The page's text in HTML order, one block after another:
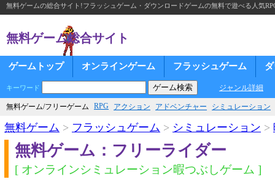
無料ゲームの総合サイト!フラッシュゲーム・ダウンロードゲームの無料で遊べる人気
無料ゲーム総合サイト
ゲームトップ オンラインゲーム フラッシュゲーム
キーワード ジャンル詳細
無料ゲーム/フリーゲーム RPG アクション アドベンチャー シミュレーション
無料ゲーム > フラッシュゲーム > シミュレーション >
無料ゲーム：フリーライダー
[ オンラインシミュレーション暇つぶしゲーム ]